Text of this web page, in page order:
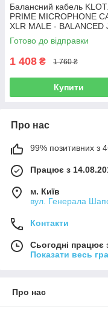
Балансний кабель
PRIME MICROPHONE
XLR MALE - BALANCED
5 M
Готово до відправки
1 408 ₴ 1 760 ₴
Купити
Про нас
99% позитивних з
Працює з
м. Київ
вул. Генерала
Контакти
Сьогодні працює
Показати весь
Про нас